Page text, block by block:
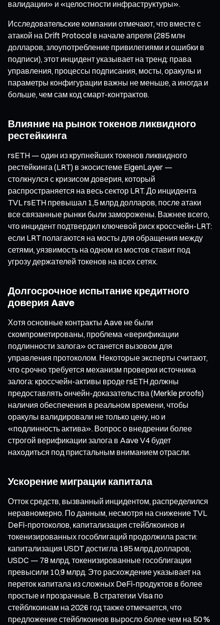
валидации» и «целостности инфраструктуры».
Исследовательские компании отмечают, что вместе с
атакой на Drift Protocol в начале апреля (285 млн
долларов, злоупотребление привилегиями и ошибки в
подписи), этот инцидент указывает на тренд: права
управления, процессы подписания, мосты, оракулы и
параметры конфигурации важны не меньше, а иногда и
больше, чем сам код смарт-контрактов.
Влияние на рынок токенов ликвидного
рестейкинга
rsETH — один из крупнейших токенов ликвидного
рестейкинга (LRT) в экосистеме EigenLayer —
столкнулся с кризисом доверия, который
распространяется на весь сектор LRT. До инцидента
TVL rsETH превышал 1,5 млрд долларов, после атаки
все связанные рынки были заморожены. Важнее всего,
что инцидент подтвердил ключевой риск кроссчейн-LRT:
если LRT полагаются на мосты для обращения между
сетями, уязвимость на одном из мостов ставит под
угрозу держателей токенов на всех сетях.
Долгосрочное испытание кредитного
доверия Aave
Хотя основные контракты Aave не были
скомпрометированы, проблема «верификации
подлинности залога» останется вызовом для
управления протоколом. Некоторые эксперты считают,
что срочно требуется механизм проверки источника
залога: кроссчейн-активы вроде rsETH должны
предоставлять ончейн-доказательства (Merkle proofs)
наличия обеспечения в реальном времени, чтобы
оракулы валидировали не только цену, но и
«подлинность актива». Вопрос о внедрении более
строгой верификации залога в Aave V4 будет
находиться под пристальным вниманием отрасли.
Ускорение миграции капитала
Отток средств, вызванный инцидентом, распределился
неравномерно. По данным, несмотря на снижение TVL
DeFi-протоколов, капитализация стейблкоинов и
токенизированных гособлигаций продолжила расти:
капитализация USDT достигла 185 млрд долларов,
USDC — 78 млрд, токенизированные гособлигации
превысили 10,9 млрд. Это расхождение указывает на
переток капитала из сложных DeFi-продуктов в более
простые и прозрачные. В стратегии Visa по
стейблкоинам на 2026 год также отмечается, что
предложение стейблкоинов выросло более чем на 50 %